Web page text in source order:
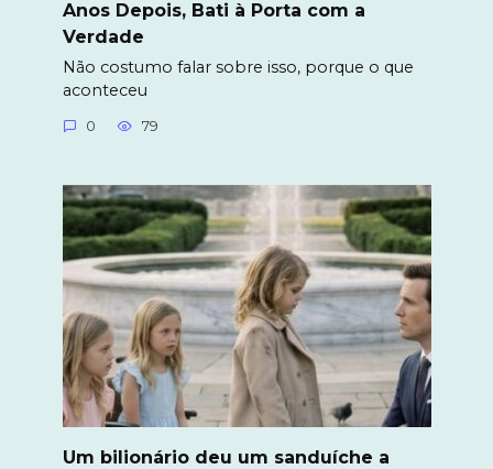
Anos Depois, Bati à Porta com a
Verdade
Não costumo falar sobre isso, porque o que
aconteceu
0 79
Um bilionário deu um sanduíche a